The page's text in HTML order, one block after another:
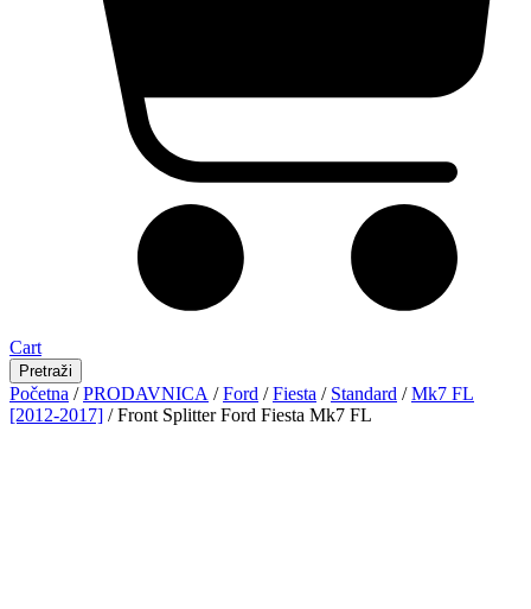
Cart
Pretraži
Početna /PRODAVNICA /Ford /Fiesta / Standard /Mk7 FL
[2012-2017] / Front Splitter Ford Fiesta Mk7 FL